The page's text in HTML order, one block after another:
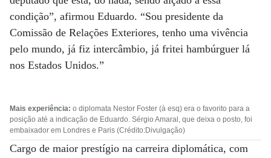
condição”, afirmou Eduardo. “Sou presidente da
Comissão de Relações Exteriores, tenho uma vivência
pelo mundo, já fiz intercâmbio, já fritei hambúrguer lá
nos Estados Unidos.”
Mais experiência: o diplomata Nestor Foster (à esq) era o favorito para a
posição até a indicação de Eduardo. Sérgio Amaral, que deixa o posto, foi
embaixador em Londres e Paris (Crédito:Divulgação)
Cargo de maior prestígio na carreira diplomática, com